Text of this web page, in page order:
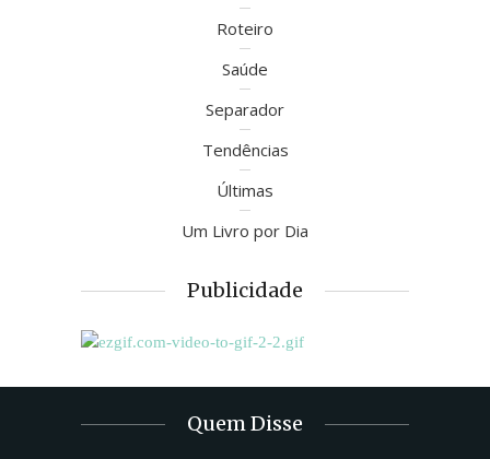
Roteiro
Saúde
Separador
Tendências
Últimas
Um Livro por Dia
Publicidade
Quem Disse